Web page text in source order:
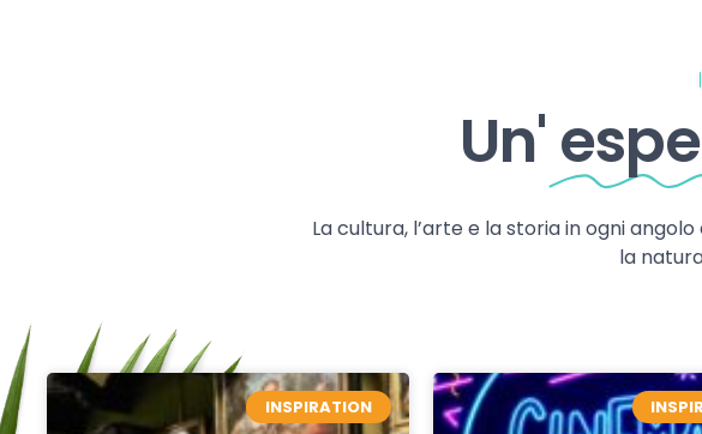
Un'
La cultura, l’arte e la storia in ogni
la
INSPIRATION